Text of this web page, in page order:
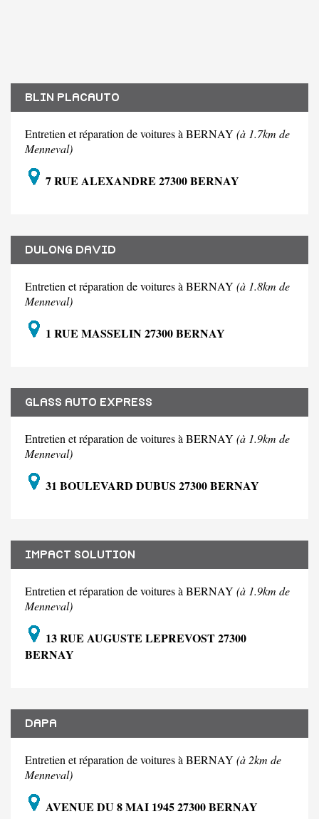
BLIN PLACAUTO
Entretien et réparation de voitures à BERNAY (à 1.7km de
Menneval)
7 RUE ALEXANDRE 27300 BERNAY
DULONG DAVID
Entretien et réparation de voitures à BERNAY (à 1.8km de
Menneval)
1 RUE MASSELIN 27300 BERNAY
GLASS AUTO EXPRESS
Entretien et réparation de voitures à BERNAY (à 1.9km de
Menneval)
31 BOULEVARD DUBUS 27300 BERNAY
IMPACT SOLUTION
Entretien et réparation de voitures à BERNAY (à 1.9km de
Menneval)
13 RUE AUGUSTE LEPREVOST 27300
BERNAY
DAPA
Entretien et réparation de voitures à BERNAY (à 2km de
Menneval)
AVENUE DU 8 MAI 1945 27300 BERNAY